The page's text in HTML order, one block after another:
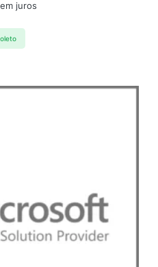
juros